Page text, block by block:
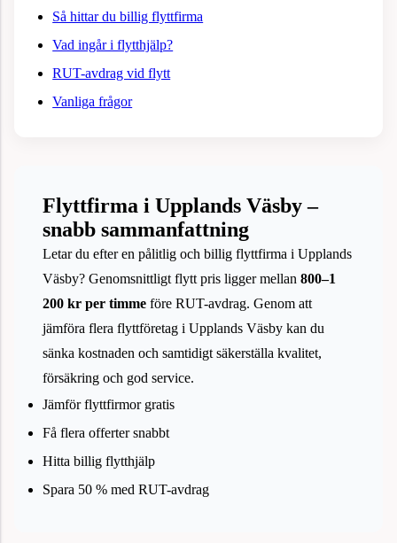
Så hittar du billig flyttfirma
Vad ingår i flytthjälp?
RUT-avdrag vid flytt
Vanliga frågor
Flyttfirma i Upplands Väsby –
snabb sammanfattning
Letar du efter en pålitlig och billig flyttfirma i Upplands
Väsby? Genomsnittligt flytt pris ligger mellan 800–1
200 kr per timme före RUT-avdrag. Genom att
jämföra flera flyttföretag i Upplands Väsby kan du
sänka kostnaden och samtidigt säkerställa kvalitet,
försäkring och god service.
Jämför flyttfirmor gratis
Få flera offerter snabbt
Hitta billig flytthjälp
Spara 50 % med RUT-avdrag